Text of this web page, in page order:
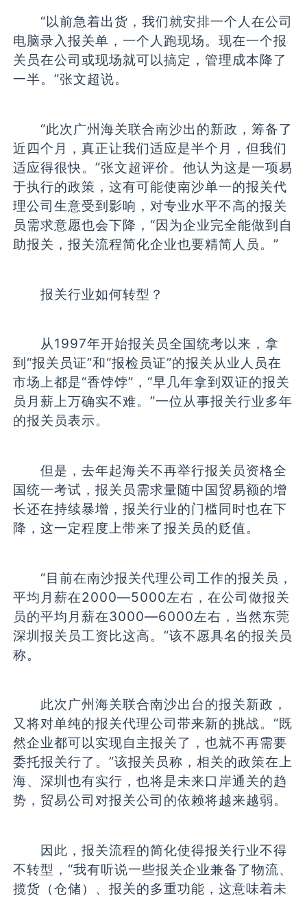
“以前急着出货，我们就安排一个人在公司
电脑录入报关单，一个人跑现场。现在一个报
关员在公司或现场就可以搞定，管理成本降了
一半。”张文超说。
“此次广州海关联合南沙出的新政，筹备了
近四个月，真正让我们适应是半个月，但我们
适应得很快。”张文超评价。他认为这是一项易
于执行的政策，这有可能使南沙单一的报关代
理公司生意受到影响，对专业水平不高的报关
员需求意愿也会下降，“因为企业完全能做到自
助报关，报关流程简化企业也要精简人员。”
报关行业如何转型？
从1997年开始报关员全国统考以来，拿
到“报关员证”和“报检员证”的报关从业人员在
市场上都是“香饽饽”，“早几年拿到双证的报关
员月薪上万确实不难。”一位从事报关行业多年
的报关员表示。
但是，去年起海关不再举行报关员资格全
国统一考试，报关员需求量随中国贸易额的增
长还在持续暴增，报关行业的门槛同时也在下
降，这一定程度上带来了报关员的贬值。
“目前在南沙报关代理公司工作的报关员，
平均月薪在2000—5000左右，在公司做报关
员的平均月薪在3000—6000左右，当然东莞
深圳报关员工资比这高。”该不愿具名的报关员
称。
此次广州海关联合南沙出台的报关新政，
又将对单纯的报关代理公司带来新的挑战。“既
然企业都可以实现自主报关了，也就不再需要
委托报关行了。”该报关员称，相关的政策在上
海、深圳也有实行，也将是未来口岸通关的趋
势，贸易公司对报关公司的依赖将越来越弱。
因此，报关流程的简化使得报关行业不得
不转型，“我有听说一些报关企业兼备了物流、
揽货（仓储）、报关的多重功能，这意味着未